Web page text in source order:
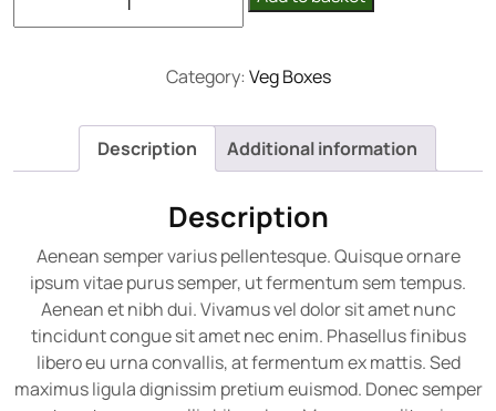
Category: Veg Boxes
Description Additional information
Description
Aenean semper varius pellentesque. Quisque ornare
ipsum vitae purus semper, ut fermentum sem tempus.
Aenean et nibh dui. Vivamus vel dolor sit amet nunc
tincidunt congue sit amet nec enim. Phasellus finibus
libero eu urna convallis, at fermentum ex mattis. Sed
maximus ligula dignissim pretium euismod. Donec semper